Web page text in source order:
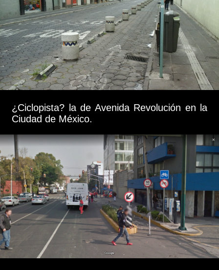
¿Ciclopista? la de Avenida Revolución en la
Ciudad de México.